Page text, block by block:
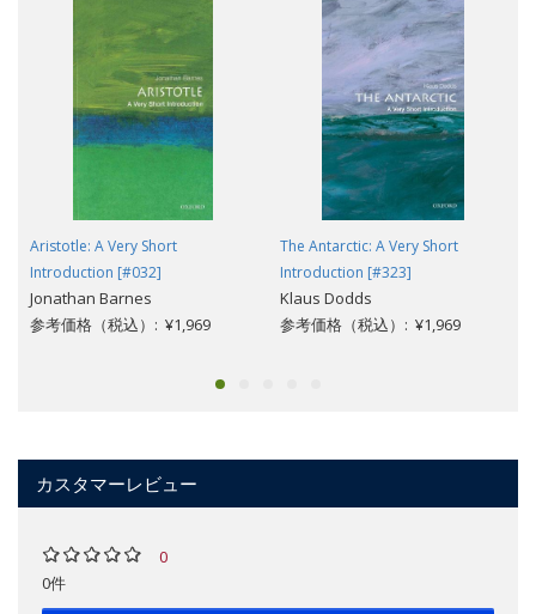
Aristotle: A Very Short
Introduction [#032]
Jonathan Barnes
参考価格（税込）: ¥1,969
The Antarctic: A Very Short
Introduction [#323]
Klaus Dodds
参考価格（税込）: ¥1,969
カスタマーレビュー
0
0件